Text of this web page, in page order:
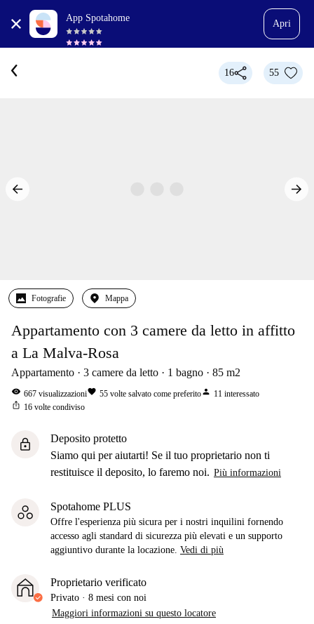
App Spotahome
Apri
16 55
Fotografie Mappa
Appartamento con 3 camere da letto in affitto
a La Malva-Rosa
Appartamento 3 camere da letto 1 bagno 85 m2
visibility 667 visualizzazionifavorite 55 volte salvato come preferitoperson 11 interessato
ios_share 16 volte condiviso
lock
Deposito protetto
Siamo qui per aiutarti! Se il tuo proprietario non ti
restituisce il deposito, lo faremo noi. Più informazioni
Spotahome PLUS
Offre l'esperienza più sicura per i nostri inquilini fornendo
accesso agli standard di sicurezza più elevati e un supporto
aggiuntivo durante la locazione. Vedi di più
Proprietario verificato
Privato · 8 mesi con noi
Maggiori informazioni su questo locatore